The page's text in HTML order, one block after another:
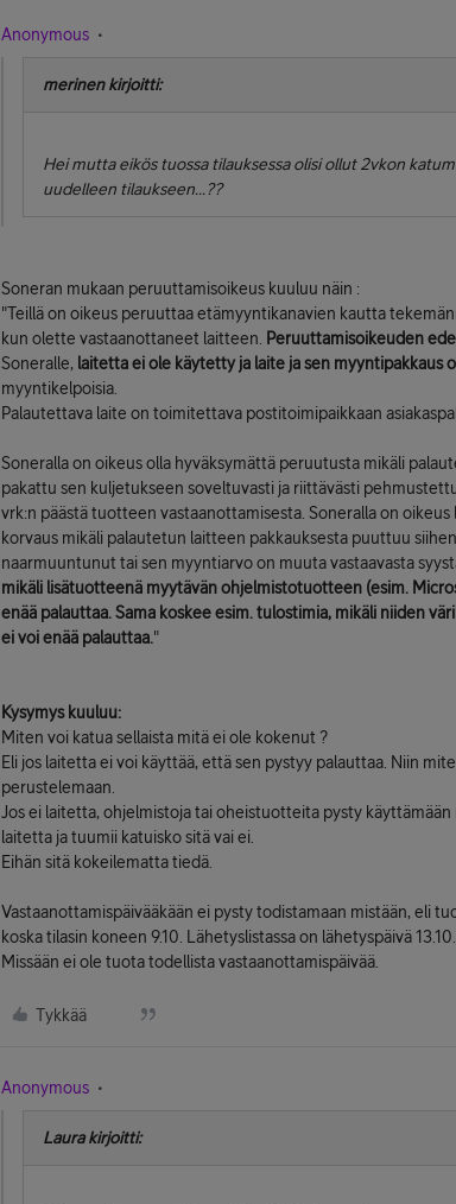
Anonymous
merinen kirjoitti:
Hei mutta eikös tuossa tilauksessa olisi ollut 2vkon
uudelleen tilaukseen...??
Soneran mukaan peruuttamisoikeus kuuluu näin :
"Teillä on oikeus peruuttaa etämyyntikanavien kautta
kun olette vastaanottaneet laitteen.
Peruuttamisoikeuden
Soneralle, laitetta ei ole käytetty ja laite ja sen
myyntikelpoisia.
Palautettava laite on toimitettava postitoimipaikkaan
Soneralla on oikeus olla hyväksymättä peruutusta mikäli
pakattu sen kuljetukseen soveltuvasti ja riittävästi
vrk:n päästä tuotteen vastaanottamisesta. Soneralla on
korvaus mikäli palautetun laitteen pakkauksesta puuttuu
naarmuuntunut tai sen myyntiarvo on muuta vastaavasta
mikäli lisätuotteenä myytävän ohjelmistotuotteen (esim.
enää palauttaa. Sama koskee esim. tulostimia, mikäli niiden
ei voi enää palauttaa."
Kysymys kuuluu:
Miten voi katua sellaista mitä ei ole kokenut ?
Eli jos laitetta ei voi käyttää, että sen pystyy palauttaa. Niin
perustelemaan.
Jos ei laitetta, ohjelmistoja tai oheistuotteita pysty käyttämään
laitetta ja tuumii katuisko sitä vai ei.
Eihän sitä kokeilematta tiedä.
Vastaanottamispäivääkään ei pysty todistamaan mistään, eli
koska tilasin koneen 9.10. Lähetyslistassa on lähetyspäivä
Missään ei ole tuota todellista vastaanottamispäivää.
Tykkää
Anonymous
Laura kirjoitti: